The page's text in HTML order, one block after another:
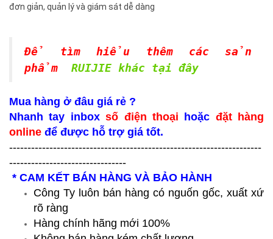
đơn giản, quản lý và giám sát dễ dàng
Để tìm hiểu thêm các sản
phẩm
RUIJIE khác tại đây
Mua hàng ở đâu giá rẻ ?
Nhanh tay inboxsố điện thoại hoặc đặt hàng
online để được hỗ trợ giá tốt.
---------------------------------------------------------------------
--------------------------------
* CAM KẾT BÁN HÀNG VÀ BẢO HÀNH
Công Ty luôn bán hàng có nguốn gốc, xuất xứ
rõ ràng
Hàng chính hãng mới 100%